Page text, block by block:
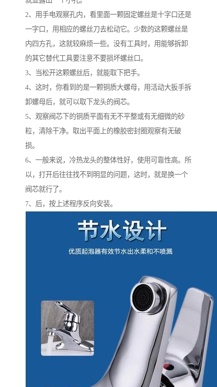
2、用手电观察孔内，看里面一颗固定螺丝是十字口还是
一字口，用相应的螺丝刀去松动它。少数的这颗螺丝是
内四方孔，这就较麻烦一些。没有工具时，用能够拆卸
的其它替代工具要注意不要损坏螺丝口。
3、当松开这颗螺丝后，就能取下把手。
4、这时，你看到的是一颗铜质大螺母，用活动大扳手拆
卸螺母后，就可以取下龙头的阀芯。
5、观察阀芯下的铜质平面有无不平整或有无细微的砂
粒，清除干净。取出平面上的橡胶密封圈观察有无破
损。
6、一般来说，冷热龙头的整体性好，使用可靠性高。所
以，打开后往往找不到明显的问题，这时，就是换一个
阀芯就行了。
7、后，按上述程序反向安装。